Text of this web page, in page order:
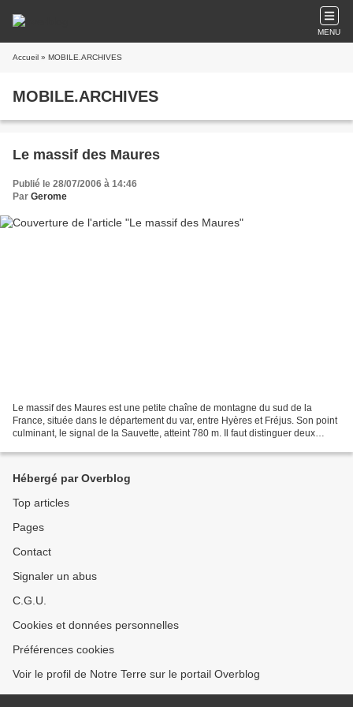
MENU
Accueil » MOBILE.ARCHIVES
MOBILE.ARCHIVES
Le massif des Maures
Publié le 28/07/2006 à 14:46
Par Gerome
Le massif des Maures est une petite chaîne de montagne du sud de la
France, située dans le département du var, entre Hyères et Fréjus. Son point
culminant, le signal de la Sauvette, atteint 780 m. Il faut distinguer deux
Hébergé par Overblog
Top articles
Pages
Contact
Signaler un abus
C.G.U.
Cookies et données personnelles
Préférences cookies
Voir le profil de Notre Terre sur le portail Overblog